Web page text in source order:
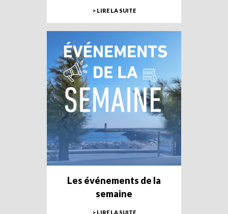
> LIRE LA SUITE
Les événements de la
semaine
> LIRE LA SUITE